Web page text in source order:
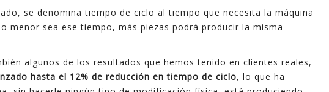
se denomina tiempo de ciclo al tiempo que necesita la máquina
menor sea ese tiempo, más piezas podrá producir la misma
algunos de los resultados que hemos tenido en clientes reales,
hasta el 12% de reducción en tiempo de ciclo, lo que ha